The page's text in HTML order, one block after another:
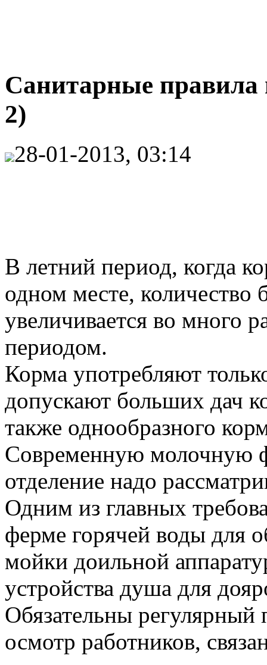
Санитарные правила
2)
28-01-2013, 03:14
В летний период, когда
одном месте, количество
увеличивается во много
периодом.
Корма употребляют
допускают больших дач
также однообразного
Современную молочную
отделение надо
Одним из главных
ферме горячей воды для
мойки доильной
устройства душа для
Обязательны
осмотр работников,